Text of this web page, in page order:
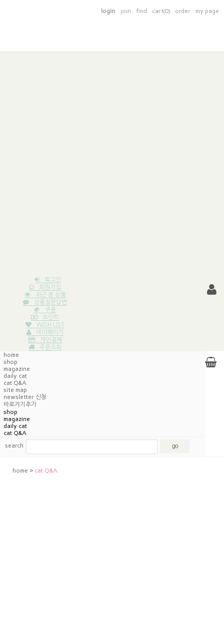
login join find cart(0) order my page
로그인
회원가입
최근 본 상품
상품질문답변
쿠폰
포인트
WISH LIST
마이페이지
개인결제
주문조회
home
shop
magazine
daily cat
cat Q&A
site map
newsletter 신청
바로가기추가
shop
magazine
daily cat
cat Q&A
search
home > cat Q&A